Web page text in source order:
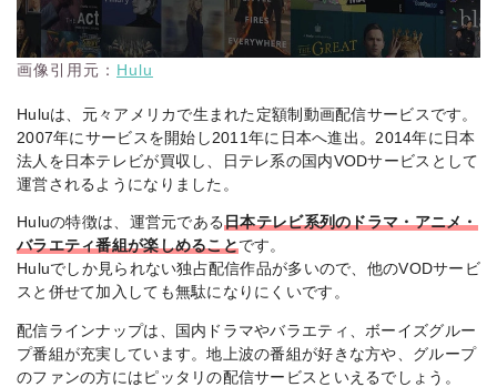
画像引用元： Hulu
Huluは、元々アメリカで生まれた定額制動画配信サービスです。
2007年にサービスを開始し2011年に日本へ進出。2014年に日本
法人を日本テレビが買収し、日テレ系の国内VODサービスとして
運営されるようになりました。
Huluの特徴は、運営元である日本テレビ系列のドラマ・アニメ・
バラエティ番組が楽しめることです。
Huluでしか見られない独占配信作品が多いので、他のVODサービ
スと併せて加入しても無駄になりにくいです。
配信ラインナップは、国内ドラマやバラエティ、ボーイズグルー
プ番組が充実しています。地上波の番組が好きな方や、グループ
のファンの方にはピッタリの配信サービスといえるでしょう。